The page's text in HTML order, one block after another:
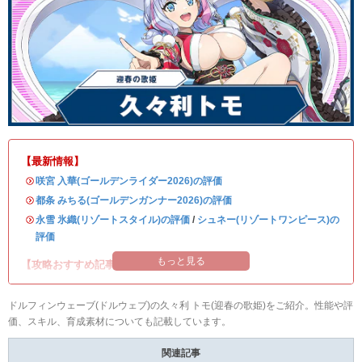
【最新情報】
・咲宮 入華(ゴールデンライダー2026)の評価
・都条 みちる(ゴールデンガンナー2026)の評価
・永雪 氷織(リゾートスタイル)の評価 / シュネー(リゾートワンピース)の
評価
【攻略おすすめ記事】 もっと見る
ドルフィンウェーブ(ドルウェブ)の久々利 トモ(迎春の歌姫)をご紹介。性能や評
価、スキル、育成素材についても記載しています。
関連記事